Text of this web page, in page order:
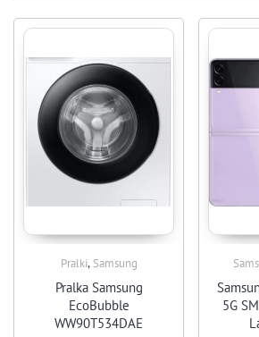
Pralki, Samsung
Pralka Samsung
EcoBubble
WW90T534DAE
5G